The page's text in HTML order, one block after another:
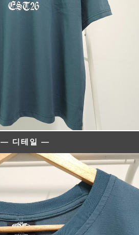
— 디테일 —